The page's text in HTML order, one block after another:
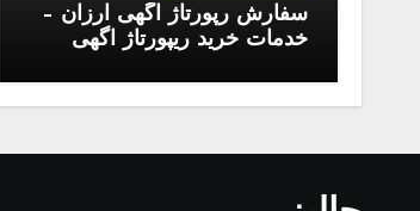
سفارش رپورتاژ آگهی ارزان –
خدمات خرید ریپورتاژ اگهی